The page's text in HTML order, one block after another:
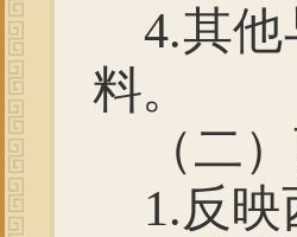
4.其
料。
（二）
1.反